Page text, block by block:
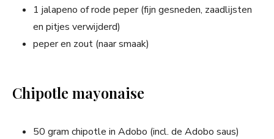
1 jalapeno of rode peper (fijn gesneden, zaadlijsten
en pitjes verwijderd)
peper en zout (naar smaak)
Chipotle mayonaise
50 gram chipotle in Adobo (incl. de Adobo saus)